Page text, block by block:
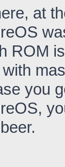
at
ROM
you